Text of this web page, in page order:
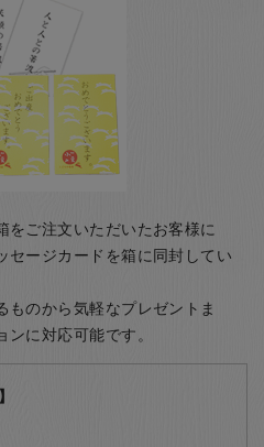
をご注文いただいたお客様に
セージカードを箱に同封してい
ものから気軽なプレゼントま
に対応可能です。